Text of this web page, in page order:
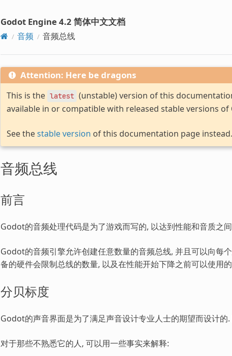
Godot Engine 4.2 简体中文文档
音频 音频总线
Attention: Here be dragons
This is the latest (unstable) version of this
available in or compatible with released stable versions of
See thestable version of this documentation page instead.
音频总线
前言
Godot的音频处理代码是为了游戏而写的, 以达到性能和音质之
Godot的音频引擎允许创建任意数量的音频总线, 并且可以向每
备的硬件会限制总线的数量, 以及在性能开始下降之前可以使用
分贝标度
Godot的声音界面是为了满足声音设计专业人士的期望而设计的
对于那些不熟悉它的人, 可以用一些事实来解释: